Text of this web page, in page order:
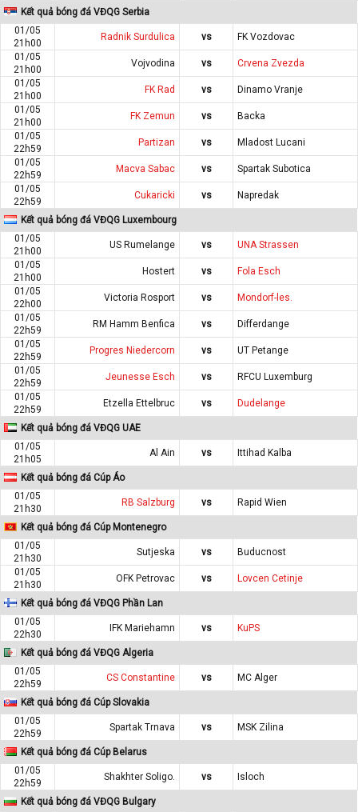
Kết quả bóng đá VĐQG Serbia
01/05
21h00
Radnik Surdulica vs
FK Vozdovac
01/05
21h00
Vojvodina vs
Crvena Zvezda
01/05
21h00
FK Rad vs
Dinamo Vranje
01/05
21h00
FK Zemun vs
Backa
01/05
22h59
Partizan vs
Mladost Lucani
01/05
22h59
Macva Sabac vs
Spartak Subotica
01/05
22h59
Cukaricki vs Napredak
Kết quả bóng đá VĐQG Luxembourg
01/05
21h00
US Rumelange vs
UNA Strassen
01/05
21h00
Hostert vs
Fola Esch
01/05
22h00
Victoria Rosport vs
Mondorf-les.
01/05
22h59
RM Hamm Benfica vs
Differdange
01/05
22h59
Progres Niedercorn vs
UT Petange
01/05
22h59
Jeunesse Esch vs
RFCU Luxemburg
01/05
22h59
Etzella Ettelbruc vs Dudelange
Kết quả bóng đá VĐQG UAE
01/05
21h05
Al Ain vs Ittihad Kalba
Kết quả bóng đá Cúp Áo
01/05
21h30
RB Salzburg vs Rapid Wien
Kết quả bóng đá Cúp Montenegro
01/05
21h30
Sutjeska vs
Buducnost
01/05
21h30
OFK Petrovac vs Lovcen Cetinje
Kết quả bóng đá VĐQG Phần Lan
01/05
22h30
IFK Mariehamn vs KuPS
Kết quả bóng đá VĐQG Algeria
01/05
22h59
CS Constantine vs MC Alger
Kết quả bóng đá Cúp Slovakia
01/05
22h59
Spartak Trnava vs MSK Zilina
Kết quả bóng đá Cúp Belarus
01/05
22h59
Shakhter Soligo. vs Isloch
Kết quả bóng đá VĐQG Bulgary